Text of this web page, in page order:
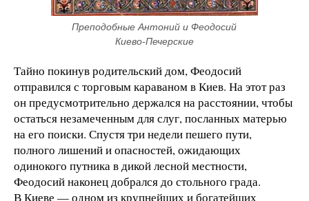
Преподобные Антоний и Феодосий
Киево-Печерские
Тайно покинув родительский дом, Феодосий
отправился с торговым караваном в Киев. На этот раз
он предусмотрительно держался на расстоянии, чтобы
остаться незамеченным для слуг, посланных матерью
на его поиски. Спустя три недели пешего пути,
полного лишений и опасностей, ожидающих
одинокого путника в дикой лесной местности,
Феодосий наконец добрался до стольного града.
В Киеве — одном из крупнейших и богатейших